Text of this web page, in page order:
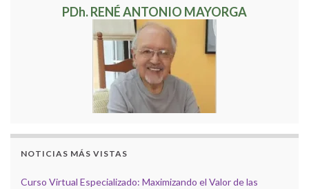
PDh. RENÉ ANTONIO MAYORGA
NOTICIAS MÁS VISTAS
Curso Virtual Especializado: Maximizando el Valor de las